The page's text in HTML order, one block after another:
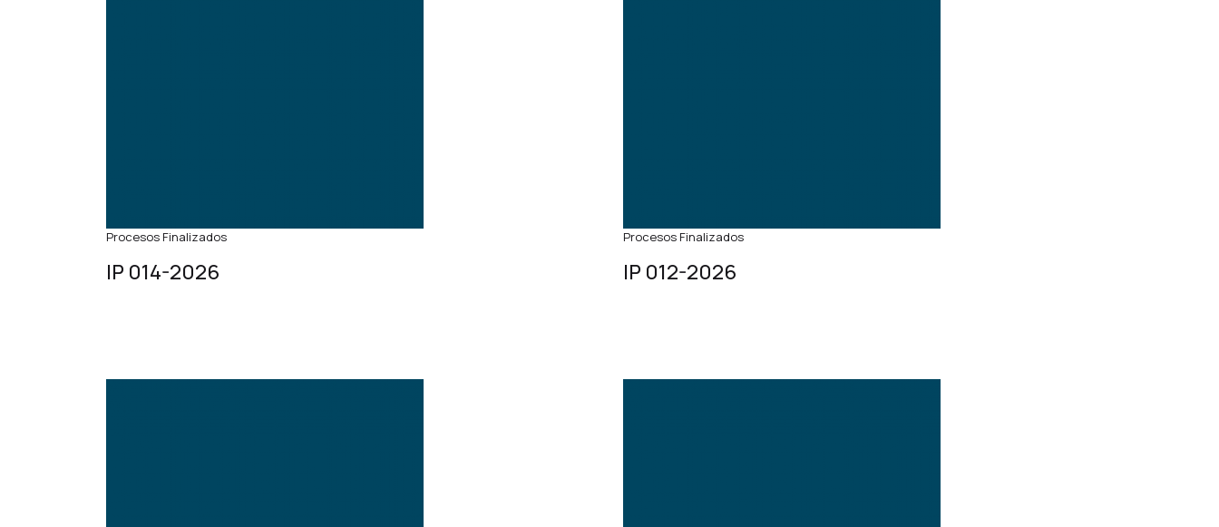
Procesos Finalizados
IP 014-2026
Procesos Finalizados
IP 012-2026